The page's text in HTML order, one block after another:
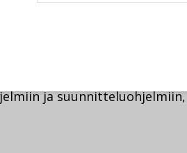
valmistaja tai
talotekniikan
ammattilaiset.
helposti ja virheittä alan
ja